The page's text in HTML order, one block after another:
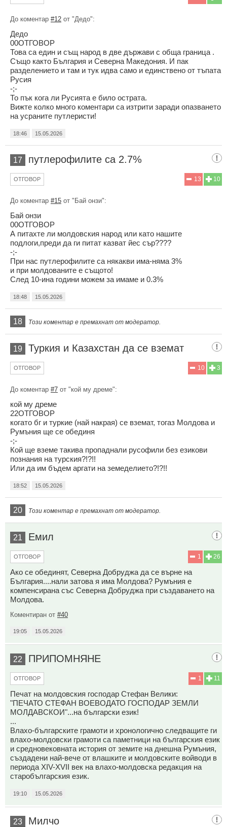
До коментар #12 от "Дедо":
Дедо
00ОТГОВОР
Това са един и същ народ в две държави с обща граница .
Също както България и Северна Македония. И пак
разделението и там и тук идва само и единствено от тъпата
Русия
-;-
То пък кога ли Русията е било острата.
Вижте колко много коментари са изтрити заради опазването
на усраните путлеристи!
18:46 15.05.2026
17 путлерофилите са 2.7%
10
13
ОТГОВОР
До коментар #15 от "Бай онзи":
Бай онзи
00ОТГОВОР
А питахте ли молдовския народ или като нашите
подлоги,преди да ги питат казват йес сър????
-;-
При нас путлерофилите са някакви има-няма 3%
и при молдованите е същото!
След 10-ина години можем за имаме и 0.3%
18:48 15.05.2026
18 Този коментар е премахнат от модератор.
19 Туркия и Казахстан да се вземат
3
10
ОТГОВОР
До коментар #7 от "кой мy дpeмe":
кой мy дpeмe
22ОТГОВОР
когато бг и туркие (най накрая) се вземат, тогаз Молдова и
Румъния ще се обединя
-;-
Кой ще вземе такива пропаднали русофили без езикови
познания на турския?!?!!
Или да им бъдем аргати на земеделието?!?!!
18:52 15.05.2026
20 Този коментар е премахнат от модератор.
21 Емил
26
1
ОТГОВОР
Ако се обединят, Северна Добруджа да се върне на
България....нали затова я има Молдова? Румъния е
компенсирана със Северна Добруджа при създаването на
Молдова.
Коментиран от #40
19:05 15.05.2026
22 ПРИПОМНЯНЕ
11
1
ОТГОВОР
Печат на молдовския господар Стефан Велики:
"ПЕЧАТО СТЕФАН ВОЕВОДАТО ГОСПОДАР ЗЕМЛИ
МОЛДАВСКОИ"...на български език!
...
Влахо-българските грамоти и хронологично следващите ги
влахо-молдовски грамоти са паметници на българския език
и средновековната история от земите на днешна Румъния,
създадени най-вече от влашките и молдовските войводи в
периода ХIV-ХVII век на влахо-молдовска редакция на
старобългарския език.
19:10 15.05.2026
23 Милчо